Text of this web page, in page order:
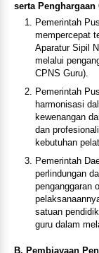
serta Penghargaan
Pemerintah
mempercepat
Aparatur Sipil
melalui
CPNS Guru).
Pemerintah
harmonisasi
kewenangan
dan
kebutuhan
Pemerintah
perlindungan
penganggaran
satuan
guru dalam
B. Pembiayaan